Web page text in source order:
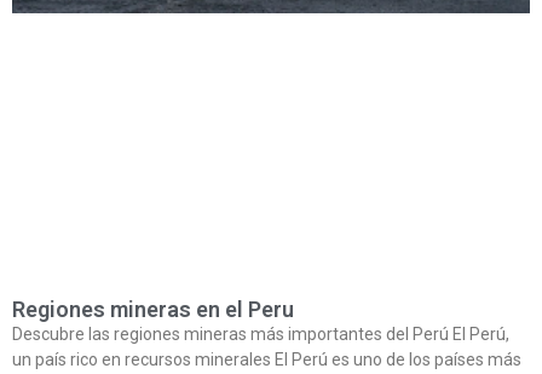
Regiones mineras en el Peru
Descubre las regiones mineras más importantes del Perú El Perú,
un país rico en recursos minerales El Perú es uno de los países más